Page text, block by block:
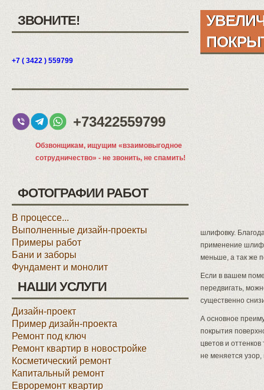
ЗВОНИТЕ!
+7 ( 3422 ) 559799
+73422559799
Обзвонщикам, ищущим «взаимовыгодное
сотрудничество» - не звонить, не спамить!
ФОТОГРАФИИ РАБОТ
В процессе...
Выполненные дизайн-проекты
Примеры работ
Бани и заборы
Фундамент и монолит
НАШИ УСЛУГИ
Дизайн-проект
Пример дизайн-проекта
Ремонт под ключ
Ремонт квартир в новостройке
Косметический ремонт
Капитальный ремонт
Евроремонт квартир
шлифовку.
применение
меньше, а так же
Если в вашем
передвигать,
существенно
А основное
покрытия
цветов и
не меняется